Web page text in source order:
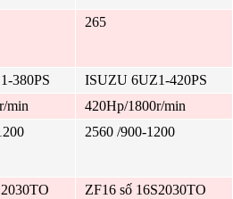
265
380PS
ISUZU 6UZ1-420PS
min
420Hp/1800r/min
2560 /900-1200
ZF16 số 16S2030TO